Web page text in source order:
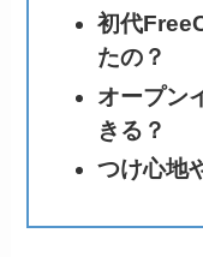
初代
たの？
オープン
きる？
つけ心地